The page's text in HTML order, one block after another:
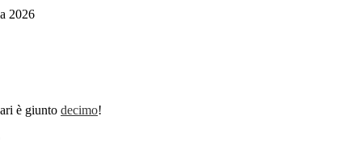
2026
è giunto decimo!